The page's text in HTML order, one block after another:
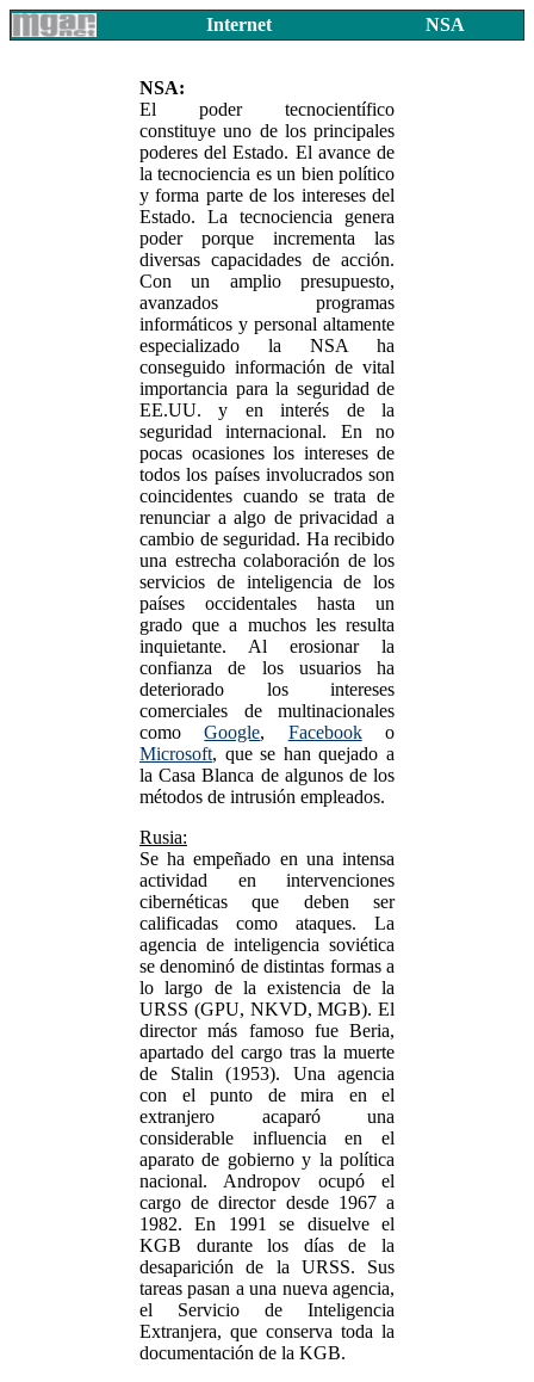
Internet NSA
NSA:
El poder tecnocientífico
constituye uno de los principales
poderes del Estado. El avance de
la tecnociencia es un bien político
y forma parte de los intereses del
Estado. La tecnociencia genera
poder porque incrementa las
diversas capacidades de acción.
Con un amplio presupuesto,
avanzados programas
informáticos y personal altamente
especializado la NSA ha
conseguido información de vital
importancia para la seguridad de
EE.UU. y en interés de la
seguridad internacional. En no
pocas ocasiones los intereses de
todos los países involucrados son
coincidentes cuando se trata de
renunciar a algo de privacidad a
cambio de seguridad. Ha recibido
una estrecha colaboración de los
servicios de inteligencia de los
países occidentales hasta un
grado que a muchos les resulta
inquietante. Al erosionar la
confianza de los usuarios ha
deteriorado los intereses
comerciales de multinacionales
comoGoogle, Facebooko
Microsoft, que se han quejado a
la Casa Blanca de algunos de los
métodos de intrusión empleados.
Rusia:
Se ha empeñado en una intensa
actividad en intervenciones
cibernéticas que deben ser
calificadas como ataques. La
agencia de inteligencia soviética
se denominó de distintas formas a
lo largo de la existencia de la
URSS (GPU, NKVD, MGB). El
director más famoso fue Beria,
apartado del cargo tras la muerte
de Stalin (1953). Una agencia
con el punto de mira en el
extranjero acaparó una
considerable influencia en el
aparato de gobierno y la política
nacional. Andropov ocupó el
cargo de director desde 1967 a
1982. En 1991 se disuelve el
KGB durante los días de la
desaparición de la URSS. Sus
tareas pasan a una nueva agencia,
el Servicio de Inteligencia
Extranjera, que conserva toda la
documentación de la KGB.